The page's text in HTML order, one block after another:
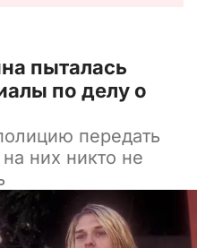
пыталась
по делу о
передать
них никто не